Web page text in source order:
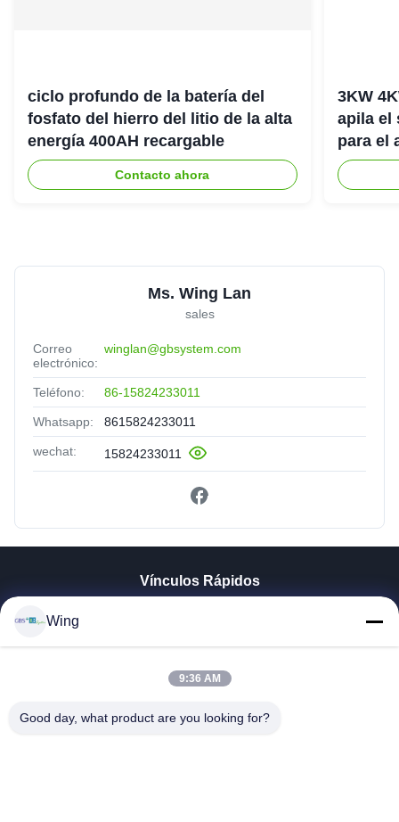
ciclo profundo de la batería del
fosfato del hierro del litio de la alta
energía 400AH recargable
Contacto ahora
3KW
apila el
para el
del
Ms. Wing Lan
sales
Correo
electrónico:
winglan@gbsystem.com
Teléfono: 86-15824233011
Whatsapp: 8615824233011
wechat: 15824233011
Vínculos Rápidos
Espectáculo VR
Recorrido Por La Fábrica
Wing
9:36 AM
Good day, what product are you looking for?